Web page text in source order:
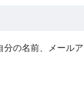
の名前、メール